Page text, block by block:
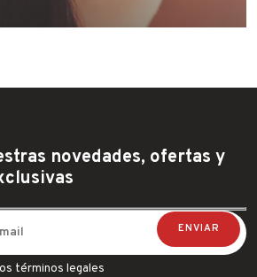
novedades, ofertas y
términos legales